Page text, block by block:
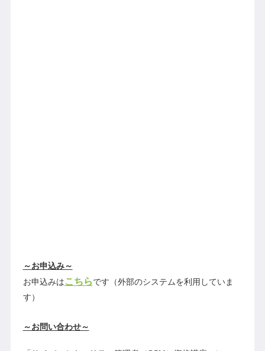
～お申込み～
お申込みはこちらです（外部のシステムを利用していま
す）
～お問い合わせ～